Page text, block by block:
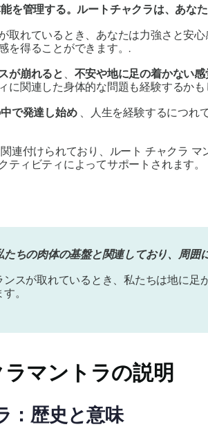
を管理する。ルートチャクラは、あな
取れているとき、あなたは力強さと安
を得ることができます。.
が崩れると 、 不安や地に足の着かない感
に関連した身体的な問題も経験するかも
で発達し始め、人生を経験するにつれ
連付けられており、ルート チャクラ マ
ティビティによってサポートされます。
ちの肉体の基盤と関連しており、周囲
ンスが取れているとき、私たちは地に
。
マントラの説明
：歴史と意味